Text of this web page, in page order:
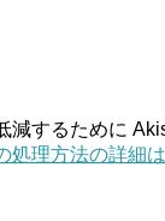
減するために
処理方法の詳細